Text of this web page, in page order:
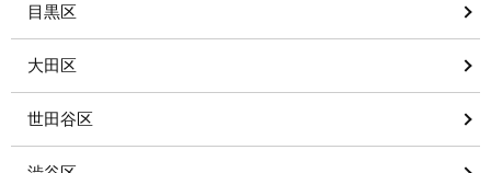
目黒区
大田区
世田谷区